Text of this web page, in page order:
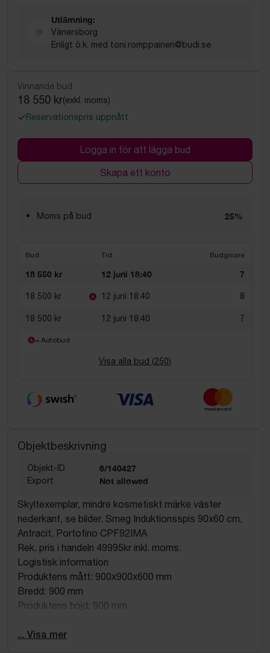
Utlämning:
Vänersborg
Enligt ö.k. med toni.romppainen@budi.se
Vinnande bud
18 550 kr(exkl. moms)
Reservationspris uppnått
Logga in för att lägga bud
Skapa ett konto
Moms på bud 25%
Bud Tid Budgivare
18 550 kr 12 juni 18:40 7
18 500 kr 12 juni 18:40 8
18 500 kr 12 juni 18:40 7
= Autobud
Visa alla bud (250)
Objektbeskrivning
Objekt-ID 6/140427
Export Not allowed
Skyltexemplar, mindre kosmetiskt märke väster
nederkant, se bilder. Smeg Induktionsspis 90x60 cm,
Antracit, Portofino CPF92IMA
Rek. pris i handeln 49995kr inkl. moms.
Logistisk information
Produktens mått: 900x900x600 mm
Bredd: 900 mm
Produktens höjd: 900 mm
Nettovikt: 85.4 kg
... Visa mer